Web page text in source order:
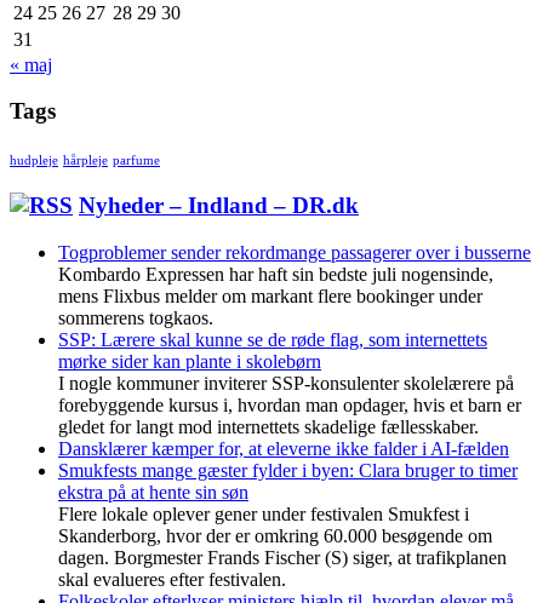
24 25 26 27 28 29 30
31
« maj
Tags
hudpleje hårpleje parfume
Nyheder – Indland – DR.dk
Togproblemer sender rekordmange passagerer over i busserne
Kombardo Expressen har haft sin bedste juli nogensinde,
mens Flixbus melder om markant flere bookinger under
sommerens togkaos.
SSP: Lærere skal kunne se de røde flag, som internettets
mørke sider kan plante i skolebørn
I nogle kommuner inviterer SSP-konsulenter skolelærere på
forebyggende kursus i, hvordan man opdager, hvis et barn er
gledet for langt mod internettets skadelige fællesskaber.
Dansklærer kæmper for, at eleverne ikke falder i AI-fælden
Smukfests mange gæster fylder i byen: Clara bruger to timer
ekstra på at hente sin søn
Flere lokale oplever gener under festivalen Smukfest i
Skanderborg, hvor der er omkring 60.000 besøgende om
dagen. Borgmester Frands Fischer (S) siger, at trafikplanen
skal evalueres efter festivalen.